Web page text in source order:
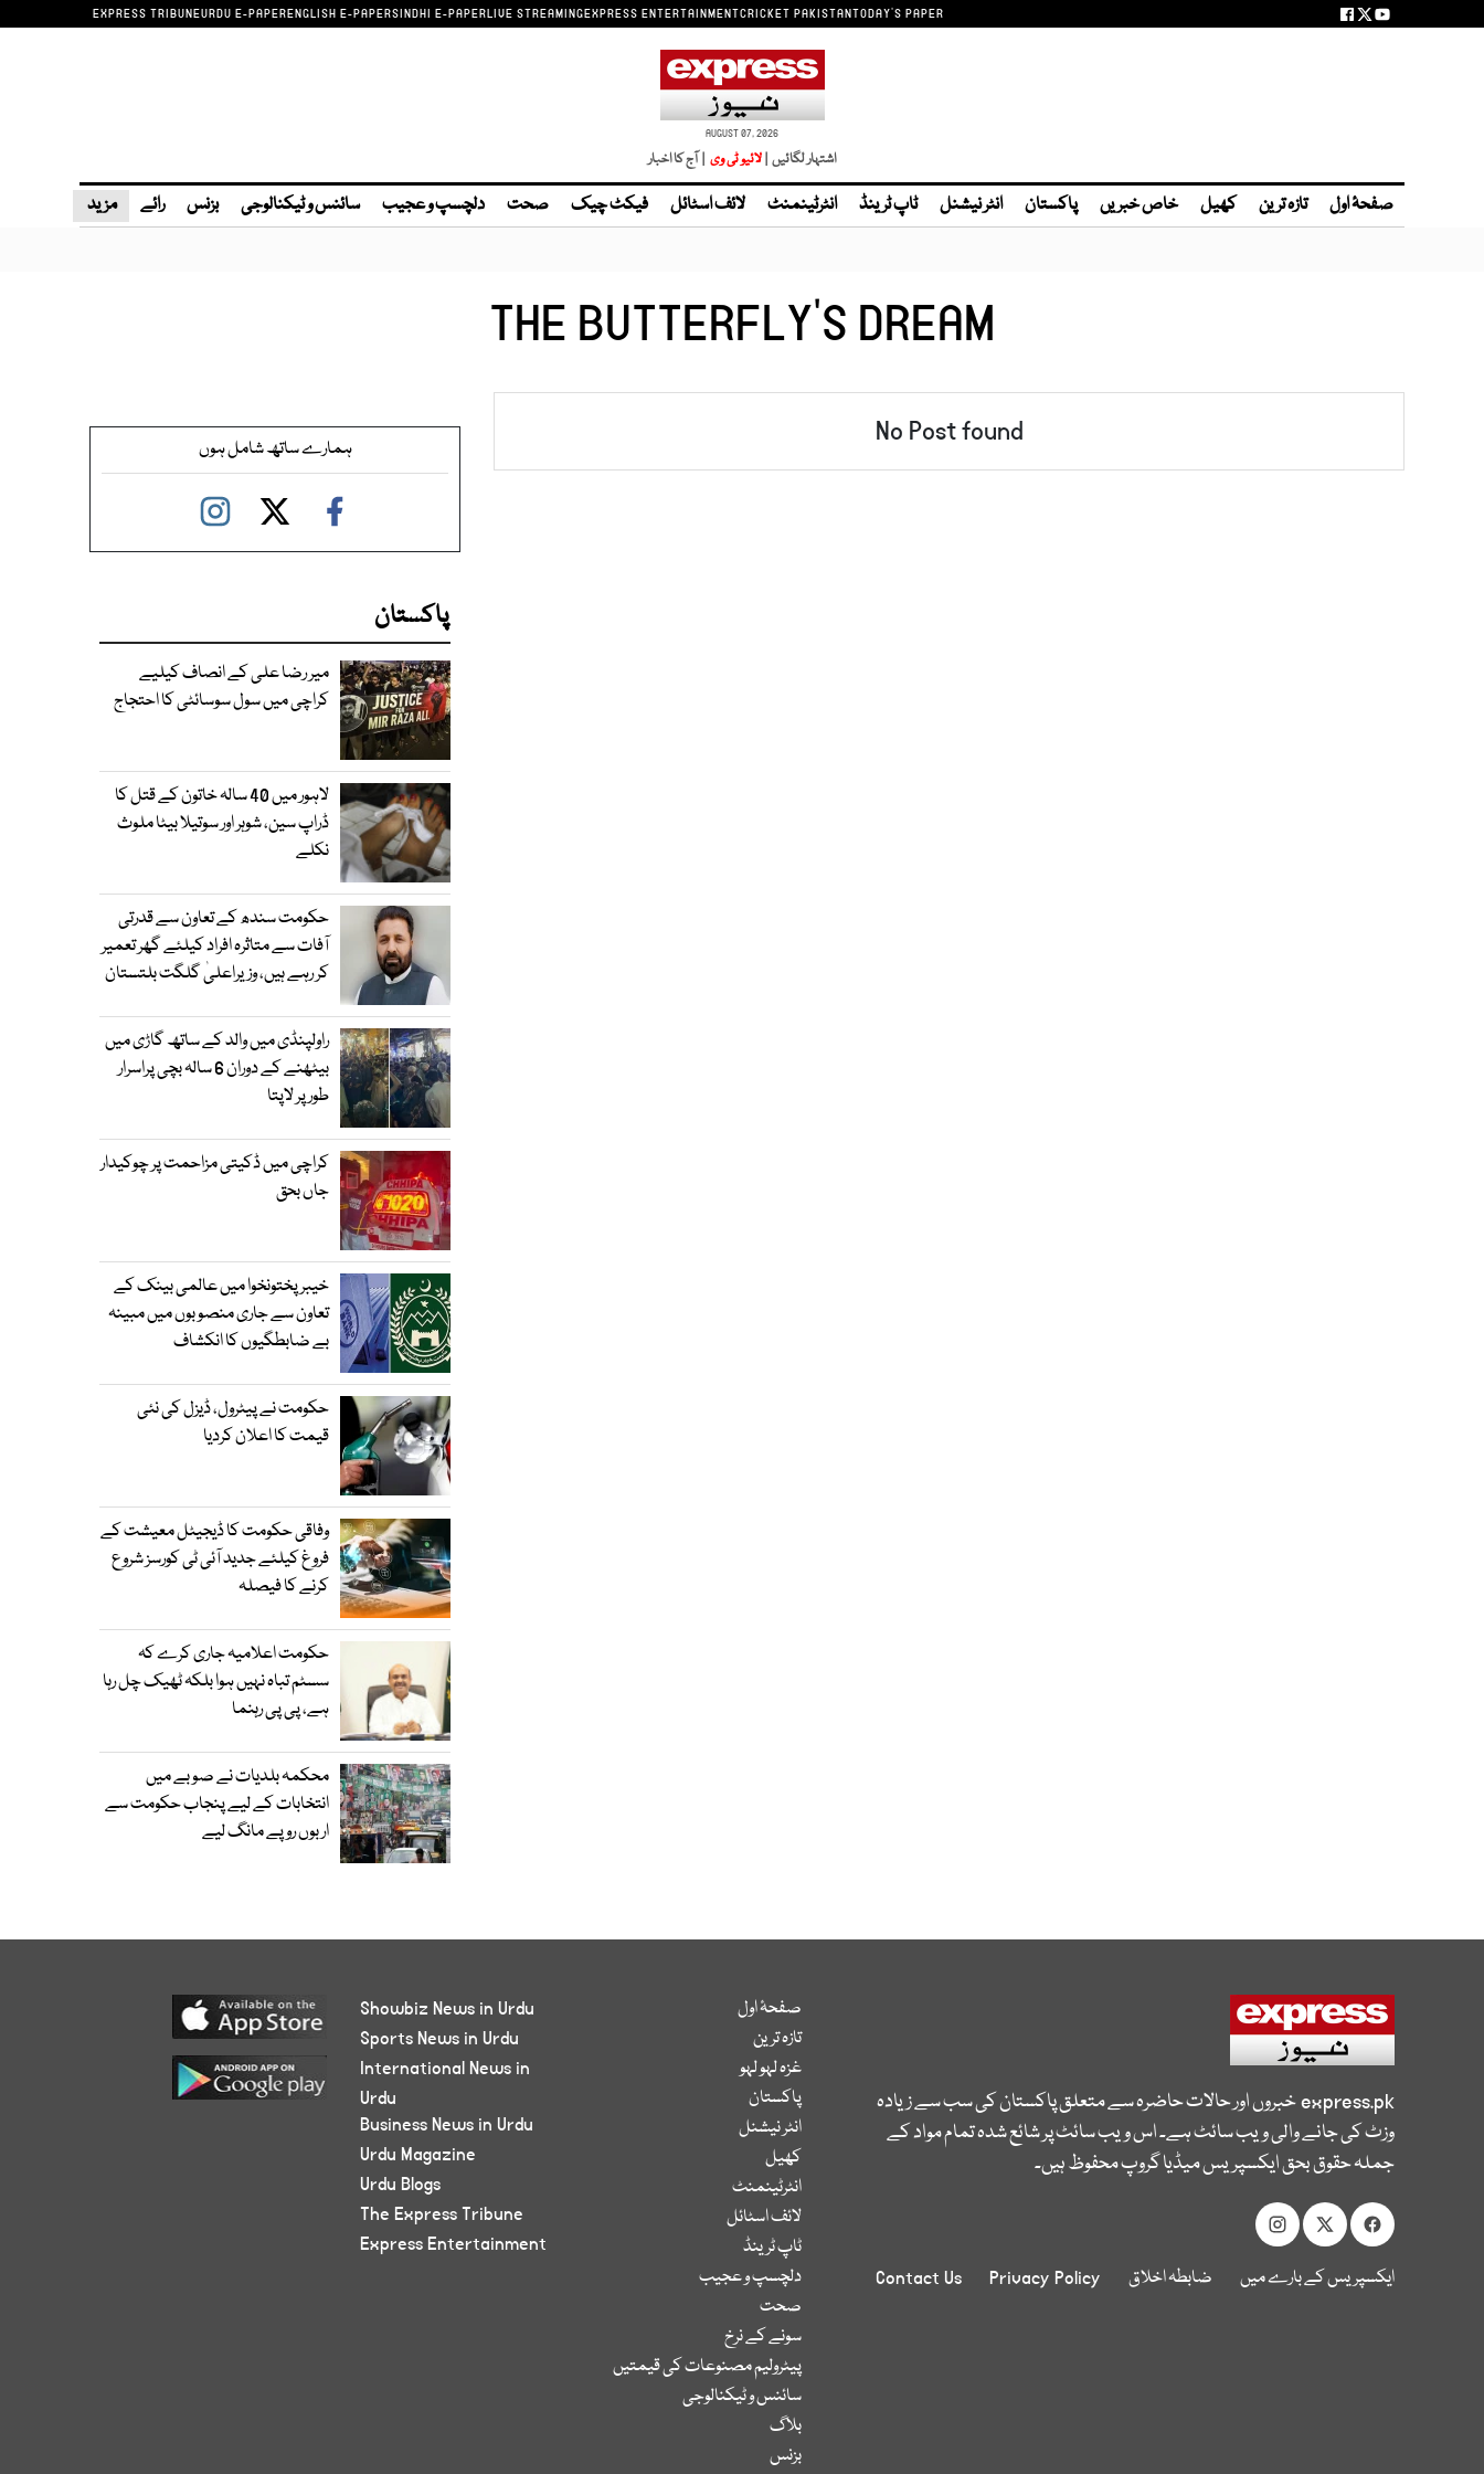
EXPRESS TRIBUNEURDU E-PAPERENGLISH E-PAPERSINDHI E-PAPERLIVE STREAMINGEXPRESS ENTERTAINMENTCRICKET PAKISTANTODAY'S PAPER
AUGUST 07, 2026
اشتہار لگائیں | | آج کا اخبار
صفحۂ اول تازہ ترین کھیل خاص خبریں پاکستان انٹر نیشنل ٹاپ ٹرینڈ انٹرٹینمنٹ لائف اسٹائل فیکٹ چیک صحت دلچسپ و عجیب سائنس و ٹیکنالوجی بزنس رائے مزید
THE BUTTERFLY'S DREAM
No Post found ہمارے ساتھ شامل ہوں
پاکستان
میر رضا علی کے انصاف کیلیے
کراچی میں سول سوسائٹی کا احتجاج
لاہور میں 40 سالہ خاتون کے قتل کا
ڈراپ سین، شوہر اور سوتیلا بیٹا ملوث
نکلے
حکومت سندھ کے تعاون سے قدرتی
آفات سے متاثرہ افراد کیلئے گھر تعمیر
کر رہے ہیں، وزیراعلیٰ گلگت بلتستان
راولپنڈی میں والد کے ساتھ گاڑی میں
بیٹھنے کے دوران 6 سالہ بچی پراسرار
طور پر لاپتا
کراچی میں ڈکیتی مزاحمت پر چوکیدار
جاں بحق
خیبرپختونخوا میں عالمی بینک کے
تعاون سے جاری منصوبوں میں مبینہ
بے ضابطگیوں کا انکشاف
حکومت نے پیٹرول، ڈیزل کی نئی
قیمت کا اعلان کردیا
وفاقی حکومت کا ڈیجیٹل معیشت کے
فروغ کیلئے جدید آئی ٹی کورسز شروع
کرنے کا فیصلہ
حکومت اعلامیہ جاری کرے کہ
سسٹم تباہ نہیں ہوا بلکہ ٹھیک چل رہا
ہے، پی پی رہنما
محکمہ بلدیات نے صوبے میں
انتخابات کے لیے پنجاب حکومت سے
اربوں روپے مانگ لیے
express.pkخبروں اور حالات حاضرہ سے متعلق پاکستان کی سب سے زیادہ
وزٹ کی جانے والی ویب سائٹ ہے۔ اس ویب سائٹ پر شائع شدہ تمام مواد کے
جملہ حقوق بحق ایکسپریس میڈیا گروپ محفوظ ہیں۔
ایکسپریس کے بارے میں ضابطہ اخلاق Privacy Policy
Contact Us
صفحۂ اول
تازہ ترین
غزہ لہو لہو
پاکستان
انٹر نیشنل
کھیل
انٹرٹینمنٹ
لائف اسٹائل
ٹاپ ٹرینڈ
دلچسپ و عجیب
صحت
سونے کے نرخ
پیٹرولیم مصنوعات کی قیمتیں
سائنس و ٹیکنالوجی
بلاگ
بزنس
Showbiz News in Urdu
Sports News in Urdu
International News in
Urdu
Business News in Urdu
Urdu Magazine
Urdu Blogs
The Express Tribune
Express Entertainment